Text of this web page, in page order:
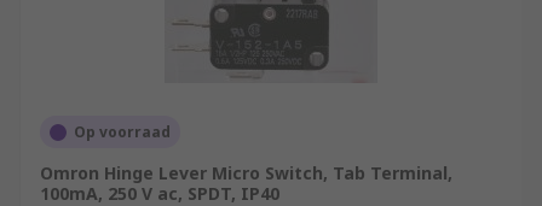
Op voorraad
Omron Hinge Lever Micro Switch, Tab Terminal,
100mA, 250 V ac, SPDT, IP40